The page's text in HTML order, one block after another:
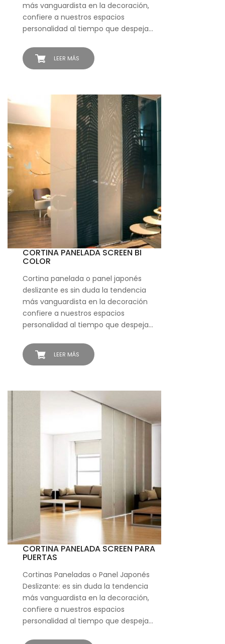
LEER MÁS
más vanguardista en la decoración,
confiere a nuestros espacios
personalidad al tiempo que despeja…
LEER MÁS
CORTINA PANELADA SCREEN BI
COLOR
Cortina panelada o panel japonés
deslizante es sin duda la tendencia
más vanguardista en la decoración
confiere a nuestros espacios
personalidad al tiempo que despeja…
CORTINA PANELADA SCREEN PARA
PUERTAS
Cortinas Paneladas o Panel Japonés
Deslizante: es sin duda la tendencia
más vanguardista en la decoración,
confiere a nuestros espacios
personalidad al tiempo que despeja…